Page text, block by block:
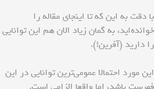
با دقت به این که تا اینجای مقاله را
خوانده‌اید، به گمان زیاد الان هم این توانایی
را دارید (آفرین!).
این مورد احتمالا عمومی‌ترین توانایی در این